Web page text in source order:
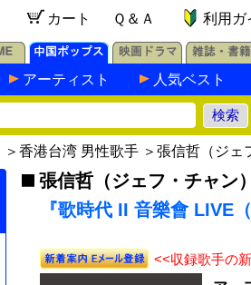
カート Ｑ＆Ａ 利用ガ
アーティスト 人気ベスト
＞ 香港台湾 男性歌手 ＞ 張信哲（ジェ
張信哲（ジェフ・チャン
『歌時代 II 音樂會 LIVE
<<収録歌手の